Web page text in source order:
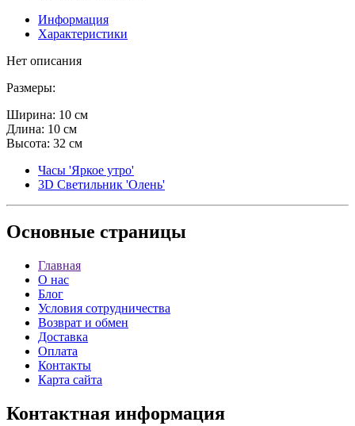
Информация
Характеристики
Нет описания
Размеры:
Ширина: 10 см
Длина: 10 см
Высота: 32 см
Часы 'Яркое утро'
3D Светильник 'Олень'
Основные страницы
Главная
О нас
Блог
Условия сотрудничества
Возврат и обмен
Доставка
Оплата
Контакты
Карта сайта
Контактная информация